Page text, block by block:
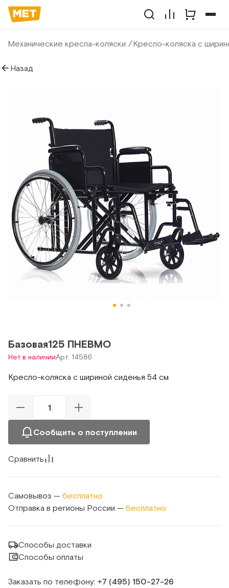
Механические кресла-коляски Кресло-коляска с
Назад
Базовая125 ПНЕВМО
Нет в наличииАрт. 14586
Кресло-коляска с шириной сиденья 54 см
Сообщить о поступлении
Сравнить
Самовывоз — бесплатно
Отправка в регионы России — бесплатно
Способы доставки
Способы оплаты
Заказать по телефону: +7 (495) 150‑27‑26